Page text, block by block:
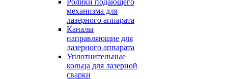
Ролики подающего
механизма для
лазерного аппарата
Каналы
направляющие для
лазерного аппарата
Уплотнительные
кольца для лазерной
сварки